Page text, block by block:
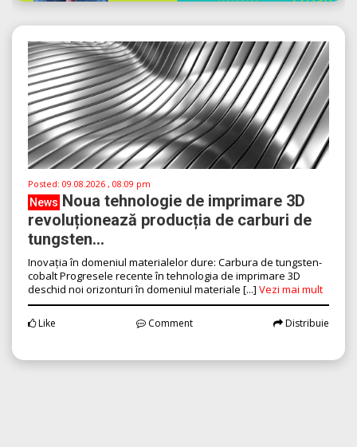
Posted: 09.08.2026 , 08:09 pm
News Noua tehnologie de imprimare 3D
revoluționează producția de carburi de
tungsten...
Inovația în domeniul materialelor dure: Carbura de tungsten-
cobalt Progresele recente în tehnologia de imprimare 3D
deschid noi orizonturi în domeniul materiale [...] Vezi mai mult
Like Comment Distribuie